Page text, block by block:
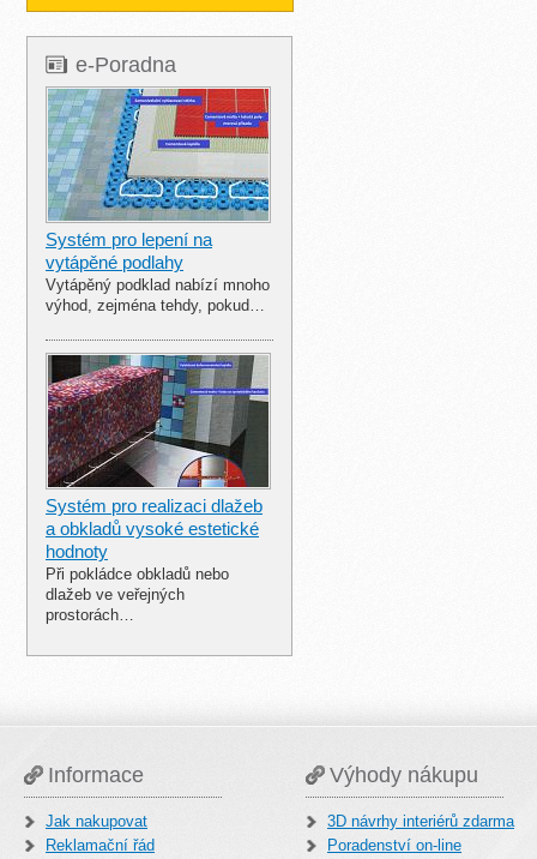
e-Poradna
Systém pro lepení na
vytápěné podlahy
Vytápěný podklad nabízí mnoho
výhod, zejména tehdy, pokud…
Systém pro realizaci dlažeb
a obkladů vysoké estetické
hodnoty
Při pokládce obkladů nebo
dlažeb ve veřejných
prostorách…
Informace
Jak nakupovat
Reklamační řád
Výhody nákupu
3D návrhy interiérů zdarma
Poradenství on-line